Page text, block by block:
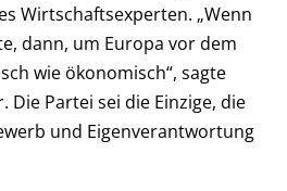
Wirtschaftsexperten. „Wenn
dann, um Europa vor dem
wie ökonomisch“, sagte
Die Partei sei die Einzige, die
und Eigenverantwortung